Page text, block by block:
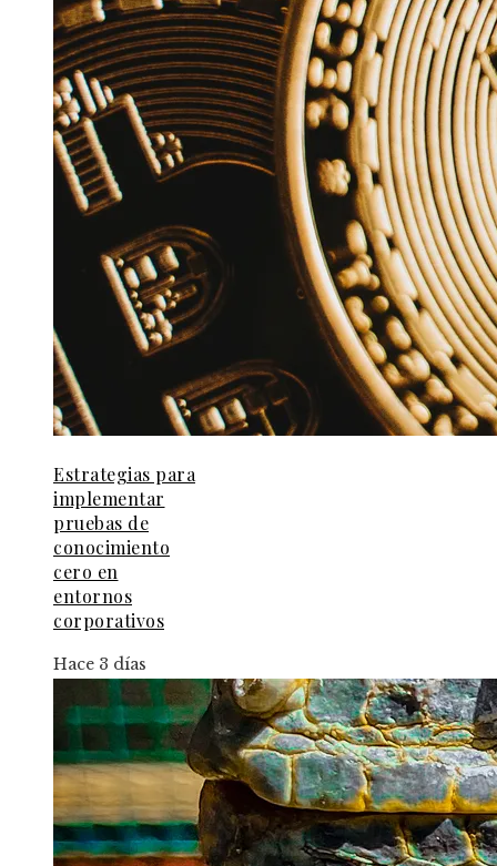
Estrategias para
implementar
pruebas de
conocimiento
cero en
entornos
corporativos
Hace 3 días